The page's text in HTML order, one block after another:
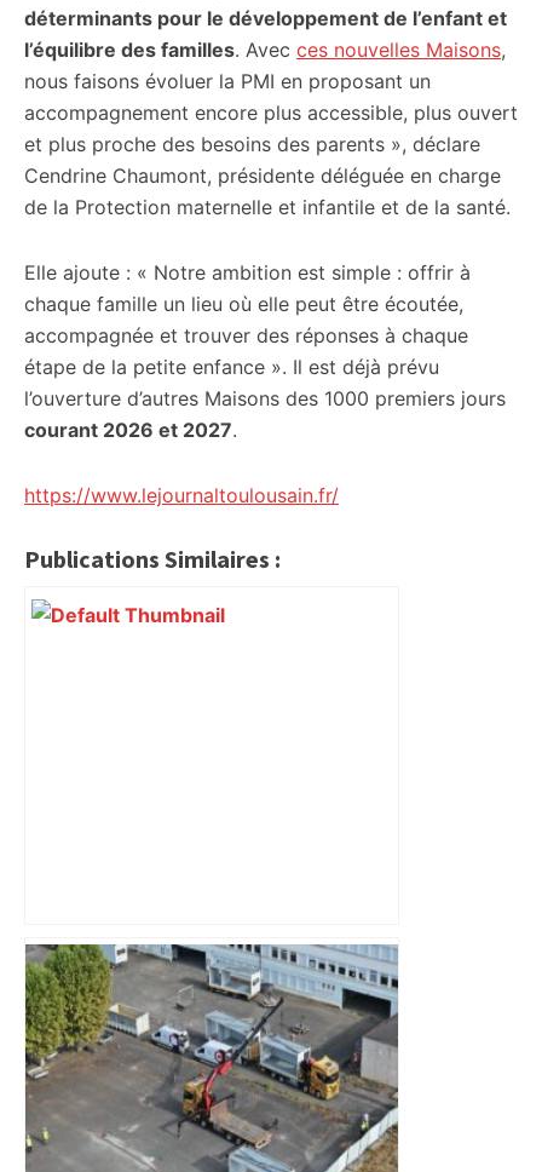
déterminants pour le développement de l’enfant et
l’équilibre des familles. Avec ces nouvelles Maisons,
nous faisons évoluer la PMI en proposant un
accompagnement encore plus accessible, plus ouvert
et plus proche des besoins des parents », déclare
Cendrine Chaumont, présidente déléguée en charge
de la Protection maternelle et infantile et de la santé.
Elle ajoute : « Notre ambition est simple : offrir à
chaque famille un lieu où elle peut être écoutée,
accompagnée et trouver des réponses à chaque
étape de la petite enfance ». Il est déjà prévu
l’ouverture d’autres Maisons des 1000 premiers jours
courant 2026 et 2027.
https://www.lejournaltoulousain.fr/
Publications Similaires :
Mort mystérieuse près de Toulouse :
une émission de M6 revient sur l'affaire
Christian Abraham, retrouvé la gorge
tranchée et recouvert de feuilles il y a
deux ans – ladepeche.fr